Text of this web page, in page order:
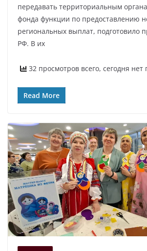
передавать территориальным
фонда функции по предоставлению
региональных выплат, подготовило
РФ. В их
32 просмотров всего, сегодня нет
Read More